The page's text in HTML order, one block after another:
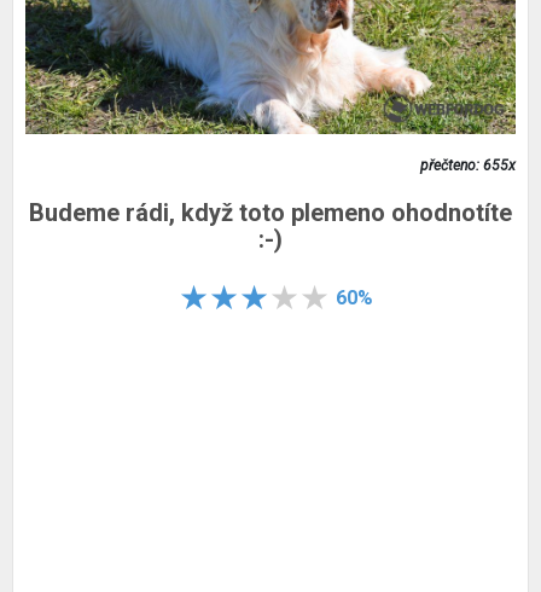
přečteno: 655x
Budeme rádi, když toto plemeno ohodnotíte
:-)
60%